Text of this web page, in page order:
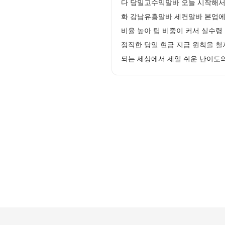
다 당일고수익알바 오늘 시작해
화 강남유흥알바 세컨알바 본업
비율 높아 팁 비중이 커서 실수
정직한 당일 현금 지급 원칙을
되는 세상에서 제일 쉬운 난이도